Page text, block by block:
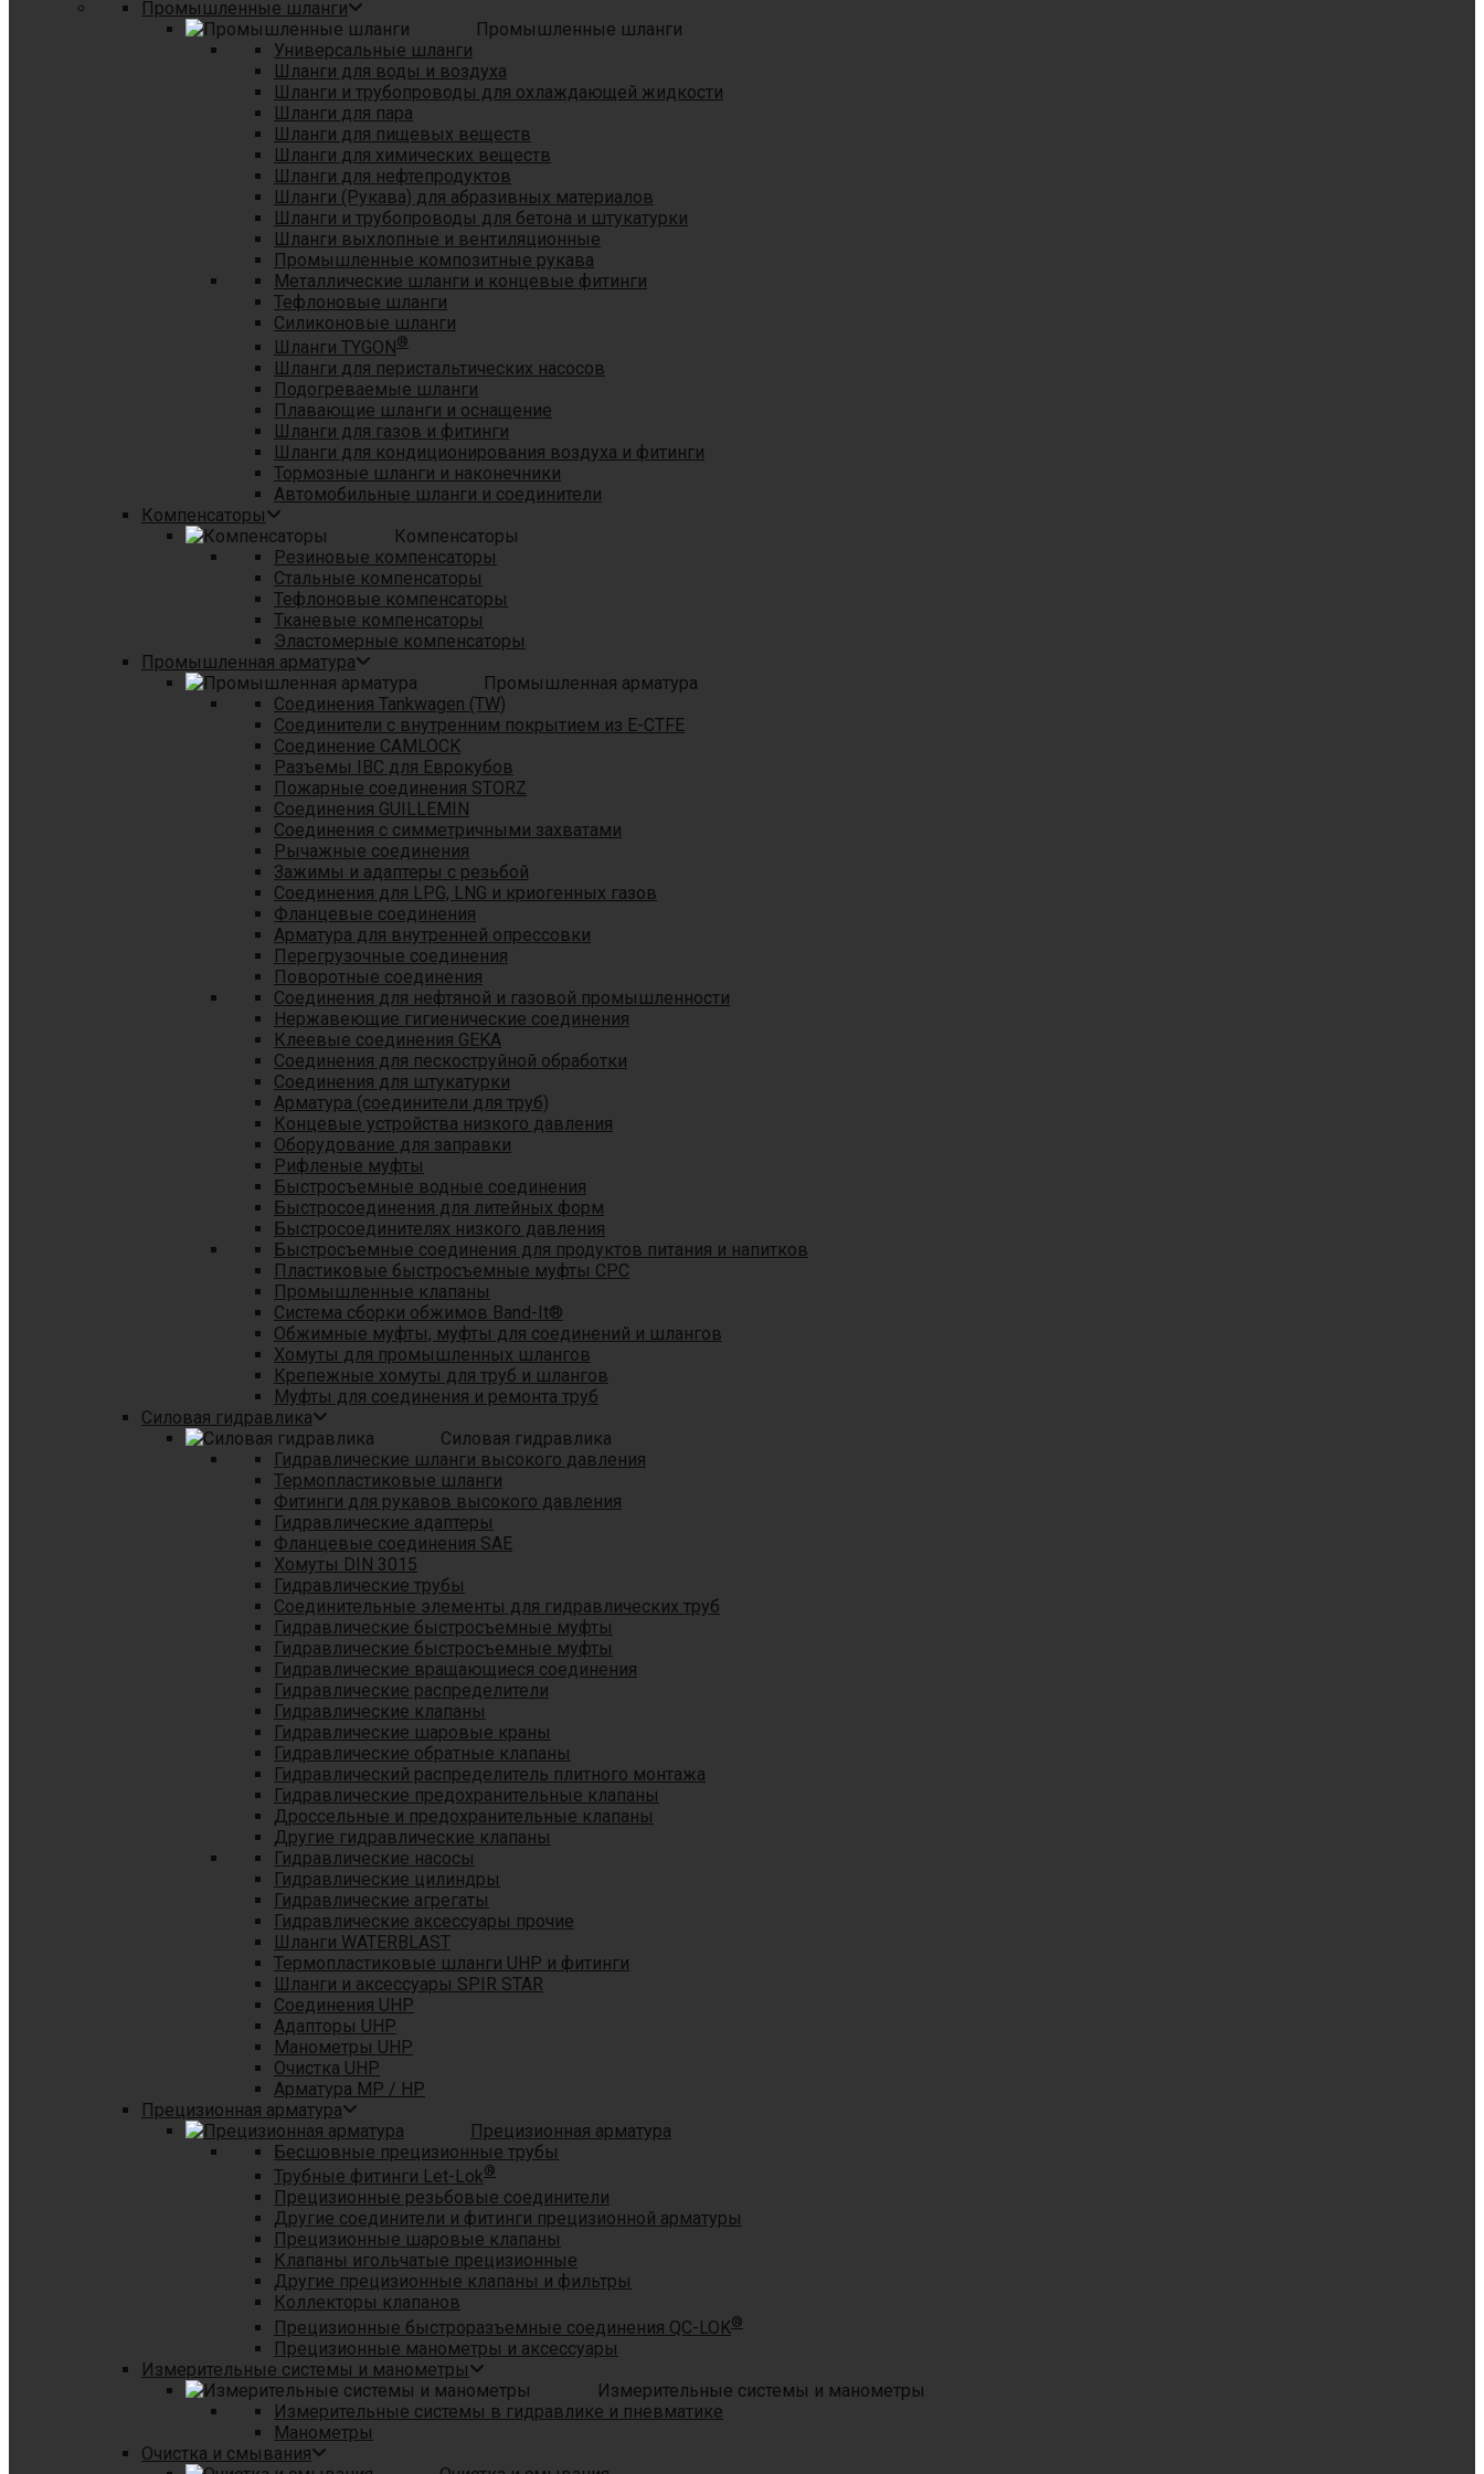
Промышленные шланги
Промышленные шланги
Универсальные шланги
Шланги для воды и воздуха
Шланги и трубопроводы для охлаждающей жидкости
Шланги для пара
Шланги для пищевых веществ
Шланги для химических веществ
Шланги для нефтепродуктов
Шланги (Рукава) для абразивных материалов
Шланги и трубопроводы для бетона и штукатурки
Шланги выхлопные и вентиляционные
Промышленные композитные рукава
Металлические шланги и концевые фитинги
Тефлоновые шланги
Силиконовые шланги
Шланги TYGON®
Шланги для перистальтических насосов
Подогреваемые шланги
Плавающие шланги и оснащение
Шланги для газов и фитинги
Шланги для кондиционирования воздуха и фитинги
Тормозные шланги и наконечники
Автомобильные шланги и соединители
Компенсаторы
Компенсаторы
Резиновые компенсаторы
Стальные компенсаторы
Тефлоновые компенсаторы
Тканевые компенсаторы
Эластомерные компенсаторы
Промышленная арматура
Промышленная арматура
Соединения Tankwagen (TW)
Соединители с внутренним покрытием из E-CTFE
Соединение CAMLOCK
Разъемы IBC для Еврокубов
Пожарные соединения STORZ
Соединения GUILLEMIN
Соединения с симметричными захватами
Рычажные соединения
Зажимы и адаптеры с резьбой
Соединения для LPG, LNG и криогенных газов
Фланцевые соединения
Арматура для внутренней опрессовки
Перегрузочные соединения
Поворотные соединения
Соединения для нефтяной и газовой промышленности
Нержавеющие гигиенические соединения
Клеевые соединения GEKA
Соединения для пескоструйной обработки
Cоединения для штукатурки
Арматура (соединители для труб)
Концевые устройства низкого давления
Оборудование для заправки
Рифленые муфты
Быстросъемные водные соединения
Быстросоединения для литейных форм
Быстросоединителях низкого давления
Быстросъемные соединения для продуктов питания и напитков
Пластиковые быстросъемные муфты CPC
Промышленные клапаны
Система сборки обжимов Band-It®
Обжимные муфты, муфты для соединений и шлангов
Хомуты для промышленных шлангов
Крепежные хомуты для труб и шлангов
Муфты для соединения и ремонта труб
Силовая гидравлика
Силовая гидравлика
Гидравлические шланги высокого давления
Термопластиковые шланги
Фитинги для рукавов высокого давления
Гидравлические адаптеры
Фланцевые соединения SAE
Хомуты DIN 3015
Гидравлические трубы
Соединительные элементы для гидравлических труб
Гидравлические быстросъемные муфты
Гидравлические быстросъемные муфты
Гидравлические вращающиеся соединения
Гидравлические распределители
Гидравлические клапаны
Гидравлические шаровые краны
Гидравлические обратные клапаны
Гидравлический распределитель плитного монтажа
Гидравлические предохранительные клапаны
Дроссельные и предохранительные клапаны
Другие гидравлические клапаны
Гидравлические насосы
Гидравлические цилиндры
Гидравлические агрегаты
Гидравлические аксессуары прочие
Шланги WATERBLAST
Термопластиковые шланги UHP и фитинги
Шланги и аксессуары SPIR STAR
Соединения UHP
Адапторы UHP
Манометры UHP
Очистка UHP
Арматура MP / HP
Прецизионная арматура
Прецизионная арматура
Бесшовные прецизионные трубы
Трубные фитинги Let-Lok®
Прецизионные резьбовые соединители
Другие соединители и фитинги прецизионной арматуры
Прецизионные шаровые клапаны
Клапаны игольчатые прецизионные
Другие прецизионные клапаны и фильтры
Коллекторы клапанов
Прецизионные быстроразъемные соединения QC-LOK®
Прецизионные манометры и аксессуары
Измерительные системы и манометры
Измерительные системы и манометры
Измерительные системы в гидравлике и пневматике
Манометры
Очистка и смывания